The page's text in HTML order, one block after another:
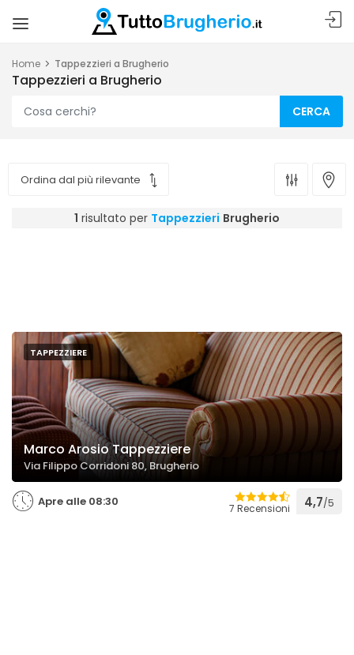
Home Tappezzieri a Brugherio
Tappezzieri a Brugherio
CERCA
1 risultato per Tappezzieri Brugherio
TAPPEZZIERE
Marco Arosio Tappezziere
Via Filippo Corridoni 80, Brugherio
Apre alle 08:30 7 Recensioni 4,7/5